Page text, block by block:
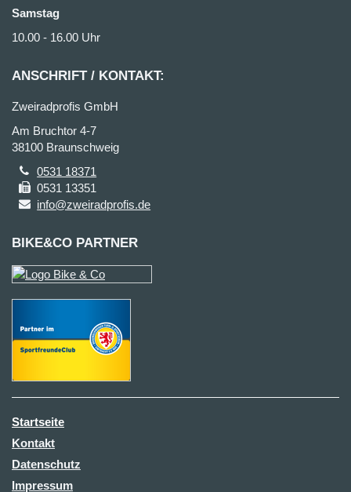
Samstag
10.00 - 16.00 Uhr
ANSCHRIFT / KONTAKT:
Zweiradprofis GmbH
Am Bruchtor 4-7
38100 Braunschweig
0531 18371
0531 13351
info@zweiradprofis.de
BIKE&CO PARTNER
Startseite
Kontakt
Datenschutz
Impressum